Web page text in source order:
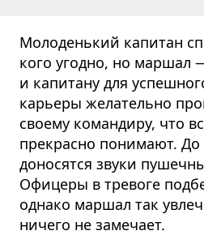
Молоденький капитан
кого угодно, но маршал
и капитану для
карьеры желательно
своему командиру, что
прекрасно понимают. До
доносятся звуки
Офицеры в тревоге
однако маршал так
ничего не замечает.